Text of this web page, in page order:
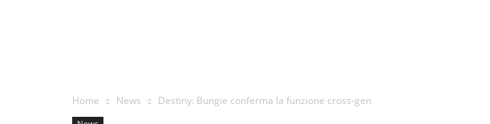
Home News Destiny: Bungie conferma la funzione cross-gen